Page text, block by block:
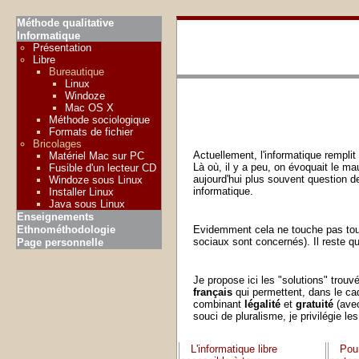
Actuellement, l'informatique
Là où, il y a peu, on évoquait le
aujourd'hui plus souvent question
informatique.
Evidemment cela ne touche pas
sociaux sont concernés). Il reste
Je propose ici les "solutions"
français qui permettent, dans le
combinant légalité et gratuité
souci de pluralisme, je privilégie
L'informatique libre
Méthode qualitative
Informatique
Présentation
Libre
Bureautique
Linux
Windoze
Mac OS X
Méthode sociologique
Formats de fichier
Bricolages
Matériel Mac sur PC
Fusible d'un lecteur CD
Windoze sous Linux
Installer Linux
Java sous Linux
Enseignements
Ethnométhodologie
Page personnelle